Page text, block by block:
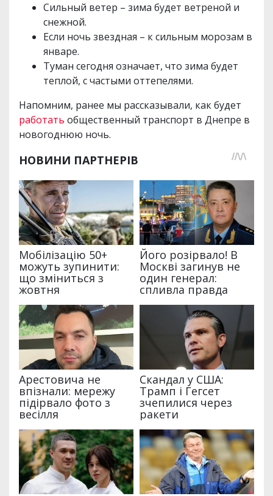
Сильный ветер – зима будет ветреной и
снежной.
Если ночь звездная – к сильным морозам в
январе.
Туман сегодня означает, что зима будет
теплой, с частыми оттепелями.
Напомним, ранее мы рассказывали, как будет
работать общественный транспорт в Днепре в
новогоднюю ночь.